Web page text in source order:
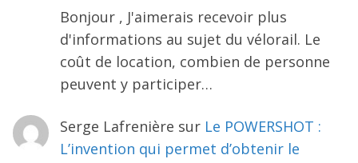
Bonjour , J'aimerais recevoir plus
d'informations au sujet du vélorail. Le
coût de location, combien de personne
peuvent y participer…
Serge Lafrenière sur Le POWERSHOT :
L’invention qui permet d’obtenir le